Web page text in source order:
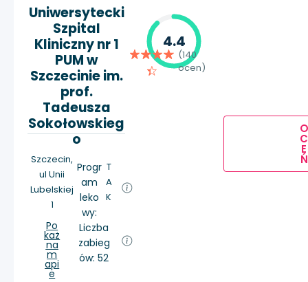
Uniwersytecki
Szpital
Kliniczny nr 1
PUM w
Szczecinie im.
prof.
Tadeusza
Sokołowskieg
o
Szczecin,
ul Unii
Lubelskiej
1
Po
każ
na
m
api
e
Progr
am
leko
wy:
T
A
K
Liczba
zabieg
ów: 52
4.4
(140
ocen)
O
C
E
Ń